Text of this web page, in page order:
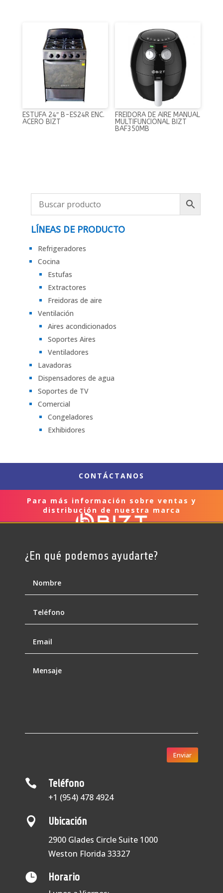
ESTUFA 24″ B-ES24R ENC.
ACERO BIZT
FREIDORA DE AIRE MANUAL
MULTIFUNCIONAL BIZT
BAF350MB
LÍNEAS DE PRODUCTO
Refrigeradores
Cocina
Estufas
Extractores
Freidoras de aire
Ventilación
Aires acondicionados
Soportes Aires
Ventiladores
Lavadoras
Dispensadores de agua
Soportes de TV
Comercial
Congeladores
Exhibidores
CONTÁCTANOS
Para más información sobre ventas y
distribución de nuestra marca
¿En qué podemos ayudarte?
Enviar
 Teléfono
+1 (954) 478 4924
 Ubicación
2900 Glades Circle Suite 1000
Weston Florida 33327
 Horario